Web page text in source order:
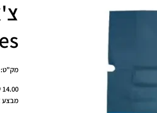
מק"ט:
‏14.00 ‏₪
מבצע צ'נקיז